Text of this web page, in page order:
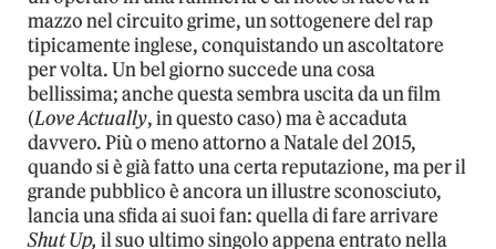
mazzo nel circuito grime, un sottogenere del rap
tipicamente inglese, conquistando un ascoltatore
per volta. Un bel giorno succede una cosa
bellissima; anche questa sembra uscita da un film
(Love Actually, in questo caso) ma è accaduta
davvero. Più o meno attorno a Natale del 2015,
quando si è già fatto una certa reputazione, ma per il
grande pubblico è ancora un illustre sconosciuto,
lancia una sfida ai suoi fan: quella di fare arrivare
Shut Up, il suo ultimo singolo appena entrato nella